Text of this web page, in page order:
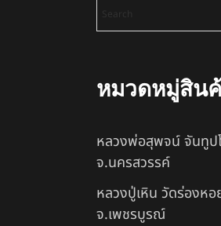
หมวดหมู่สิน
หลวงพ่อสุพจน์ จันทูป
จ.นครสวรรค์
หลวงปู่เหิน วัดร่องห
จ.เพชรบูรณ์